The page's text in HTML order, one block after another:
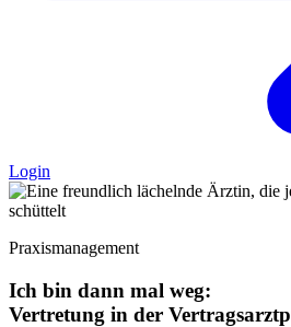
Login
Praxismanagement
Ich bin dann mal weg:
Vertretung in der